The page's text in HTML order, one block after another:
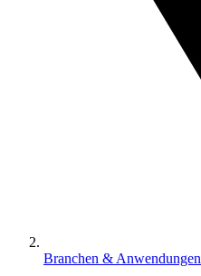
Branchen & Anwendungen